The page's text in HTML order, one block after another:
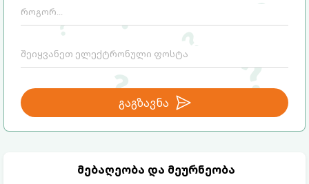
გაგზავნა
მებაღეობა და მეურნეობა